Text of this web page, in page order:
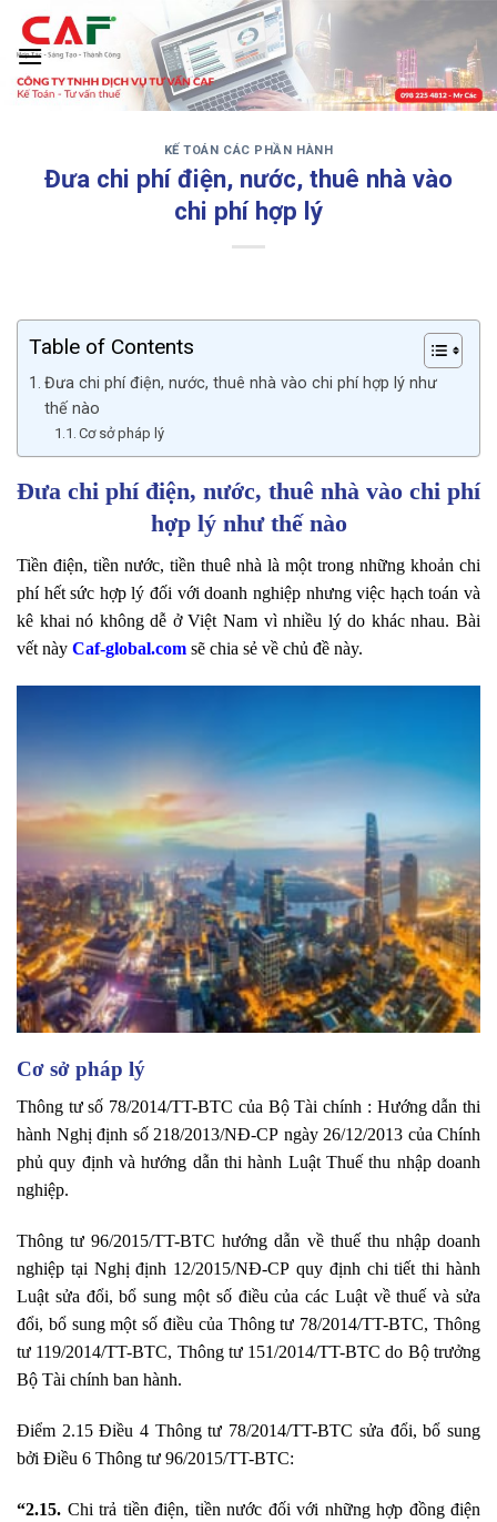
Skip
content
‹ ›
KẾ TOÁN CÁC PHẦN HÀNH
Đưa chi phí điện, nước, thuê nhà vào
chi phí hợp lý
Table of Contents
Đưa chi phí điện, nước, thuê nhà vào chi phí hợp lý như
thế nào
Cơ sở pháp lý
Đưa chi phí điện, nước, thuê nhà vào chi phí
hợp lý như thế nào
Tiền điện, tiền nước, tiền thuê nhà là một trong những khoản chi
phí hết sức hợp lý đối với doanh nghiệp nhưng việc hạch toán và
kê khai nó không dễ ở Việt Nam vì nhiều lý do khác nhau. Bài
vết này Caf-global.com sẽ chia sẻ về chủ đề này.
Cơ sở pháp lý
Thông tư số 78/2014/TT-BTC của Bộ Tài chính : Hướng dẫn thi
hành Nghị định số 218/2013/NĐ-CP ngày 26/12/2013 của Chính
phủ quy định và hướng dẫn thi hành Luật Thuế thu nhập doanh
nghiệp.
Thông tư 96/2015/TT-BTC hướng dẫn về thuế thu nhập doanh
nghiệp tại Nghị định 12/2015/NĐ-CP quy định chi tiết thi hành
Luật sửa đổi, bổ sung một số điều của các Luật về thuế và sửa
đổi, bổ sung một số điều của Thông tư 78/2014/TT-BTC, Thông
tư 119/2014/TT-BTC, Thông tư 151/2014/TT-BTC do Bộ trưởng
Bộ Tài chính ban hành.
Điểm 2.15 Điều 4 Thông tư 78/2014/TT-BTC sửa đổi, bổ sung
bởi Điều 6 Thông tư 96/2015/TT-BTC:
“2.15. Chi trả tiền điện, tiền nước đối với những hợp đồng điện